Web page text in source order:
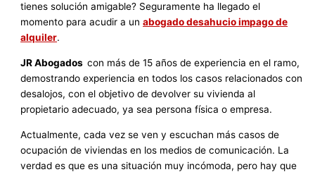
tienes solución amigable? Seguramente ha llegado el
momento para acudir a unabogado desahucio impago de
alquiler.
JR Abogadoscon más de 15 años de experiencia en el ramo,
demostrando experiencia en todos los casos relacionados con
desalojos, con el objetivo de devolver su vivienda al
propietario adecuado, ya sea persona física o empresa.
Actualmente, cada vez se ven y escuchan más casos de
ocupación de viviendas en los medios de comunicación. La
verdad es que es una situación muy incómoda, pero hay que